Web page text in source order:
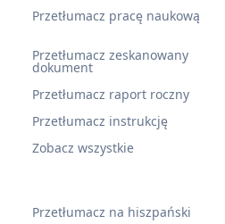
Przetłumacz pracę naukową
Przetłumacz zeskanowany
dokument
Przetłumacz raport roczny
Przetłumacz instrukcję
Zobacz wszystkie
Przetłumacz na hiszpański